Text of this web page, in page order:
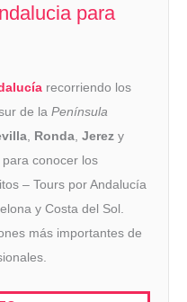
para
recorriendo los
de la Península
Ronda Jerez y
para conocer los
– Tours por Andalucía
y Costa del Sol.
más importantes de